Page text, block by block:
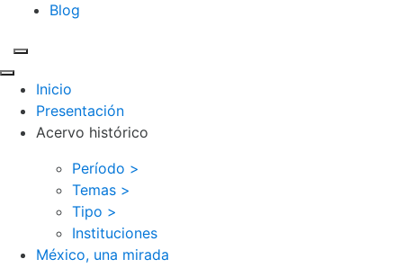
Blog
Inicio
Presentación
Acervo histórico
Período >
Temas >
Tipo >
Instituciones
México, una mirada